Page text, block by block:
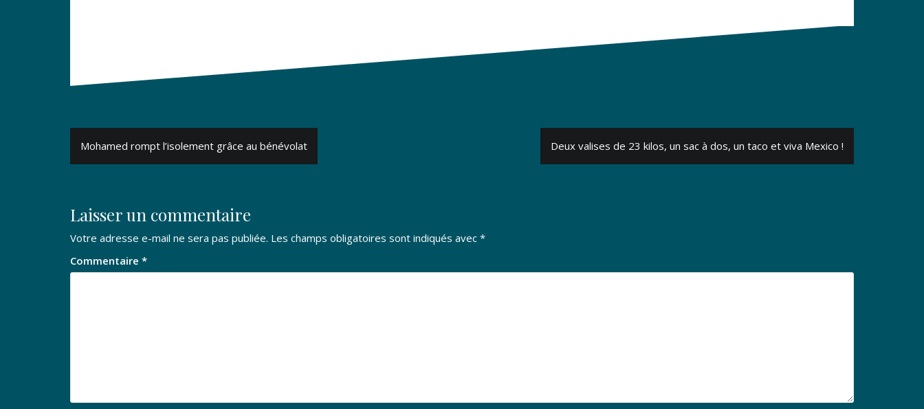
Navigation
de
Mohamed rompt l’isolement grâce au bénévolat Deux valises de 23 kilos, un sac à dos, un taco et viva Mexico !
Laisser un commentaire
Votre adresse e-mail ne sera pas publiée. Les champs obligatoires sont indiqués avec *
Commentaire *